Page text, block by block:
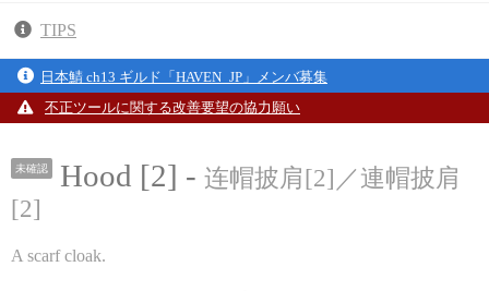
TIPS
日本鯖 ch13 ギルド「HAVEN_JP」メンバ募集
不正ツールに関する改善要望の協力願い
未確認 Hood [2] - 连帽披肩[2]／連帽披肩
[2]
A scarf cloak.